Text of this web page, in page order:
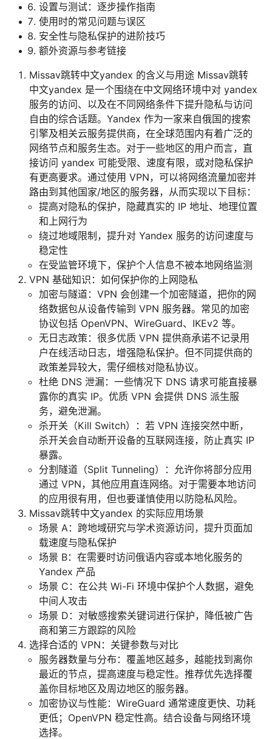
设置与测试：逐步操作指南
使用时的常见问题与误区
安全性与隐私保护的进阶技巧
额外资源与参考链接
Missav跳转中文yandex 的含义与用途 Missav跳转
中文yandex 是一个围绕在中文网络环境中对 yandex
服务的访问、以及在不同网络条件下提升隐私与访问
自由的综合话题。Yandex 作为一家来自俄国的搜索
引擎及相关云服务提供商，在全球范围内有着广泛的
网络节点和服务生态。对于一些地区的用户而言，直
接访问 yandex 可能受限、速度有限，或对隐私保护
有更高要求。通过使用 VPN，可以将网络流量加密并
路由到其他国家/地区的服务器，从而实现以下目标：
提高对隐私的保护，隐藏真实的 IP 地址、地理位置
和上网行为
绕过地域限制，提升对 Yandex 服务的访问速度与
稳定性
在受监管环境下，保护个人信息不被本地网络监测
VPN 基础知识：如何保护你的上网隐私
加密与隧道：VPN 会创建一个加密隧道，把你的网
络数据包从设备传输到 VPN 服务器。常见的加密
协议包括 OpenVPN、WireGuard、IKEv2 等。
无日志政策：很多优质 VPN 提供商承诺不记录用
户在线活动日志，增强隐私保护。但不同提供商的
政策差异较大，需仔细核对隐私协议。
杜绝 DNS 泄漏：一些情况下 DNS 请求可能直接暴
露你的真实 IP。优质 VPN 会提供 DNS 派生服
务，避免泄漏。
杀开关（Kill Switch）：若 VPN 连接突然中断，
杀开关会自动断开设备的互联网连接，防止真实 IP
暴露。
分割隧道（Split Tunneling）：允许你将部分应用
通过 VPN，其他应用直连网络。对于需要本地访问
的应用很有用，但也要谨慎使用以防隐私风险。
Missav跳转中文yandex 的实际应用场景
场景 A：跨地域研究与学术资源访问，提升页面加
载速度与隐私保护
场景 B：在需要时访问俄语内容或本地化服务的
Yandex 产品
场景 C：在公共 Wi-Fi 环境中保护个人数据，避免
中间人攻击
场景 D：对敏感搜索关键词进行保护，降低被广告
商和第三方跟踪的风险
选择合适的 VPN：关键参数与对比
服务器数量与分布：覆盖地区越多，越能找到离你
最近的节点，提高速度与稳定性。推荐优先选择覆
盖你目标地区及周边地区的服务器。
加密协议与性能：WireGuard 通常速度更快、功耗
更低；OpenVPN 稳定性高。结合设备与网络环境
选择。